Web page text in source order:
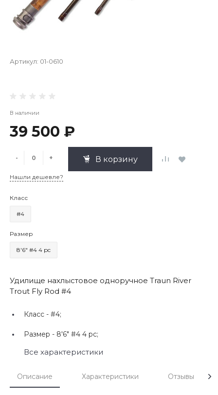
Артикул: 01-0610
В наличии
39 500 ₽
- + В корзину
Нашли дешевле?
Класс
#4
Размер
8'6" #4 4 pc
Удилище нахлыстовое одноручное Traun River
Trout Fly Rod #4
Класс - #4;
Размер - 8'6" #4 4 pc;
Все характеристики
Описание Характеристики Отзывы